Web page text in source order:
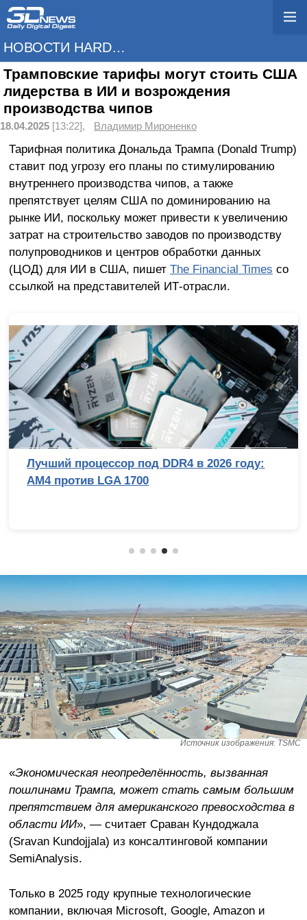
НОВОСТИ HARDWARE
Трамповские тарифы могут стоить США
лидерства в ИИ и возрождения
производства чипов
18.04.2025 [13:22], Владимир Мироненко
Тарифная политика Дональда Трампа (Donald Trump)
ставит под угрозу его планы по стимулированию
внутреннего производства чипов, а также
препятствует целям США по доминированию на
рынке ИИ, поскольку может привести к увеличению
затрат на строительство заводов по производству
полупроводников и центров обработки данных
(ЦОД) для ИИ в США, пишет The Financial Times со
ссылкой на представителей ИТ-отрасли.
Лучший процессор под DDR4 в 2026 году:
AM4 против LGA 1700
Источник изображения: TSMC
«Экономическая неопределённость, вызванная
пошлинами Трампа, может стать самым большим
препятствием для американского превосходства в
области ИИ», — считает Сраван Кундоджала
(Sravan Kundojjala) из консалтинговой компании
SemiAnalysis.
Только в 2025 году крупные технологические
компании, включая Microsoft, Google, Amazon и